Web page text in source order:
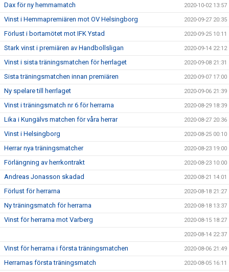
Dax för ny hemmamatch 2020-10-02 13:57
Vinst i Hemmapremiären mot OV Helsingborg 2020-09-27 20:35
Förlust i bortamötet mot IFK Ystad 2020-09-25 10:11
Stark vinst i premiären av Handbollsligan 2020-09-14 22:12
Vinst i sista träningsmatchen för herrlaget 2020-09-08 21:31
Sista träningsmatchen innan premiären 2020-09-07 17:00
Ny spelare till herrlaget 2020-09-06 21:39
Vinst i träningsmatch nr 6 för herrarna 2020-08-29 18:39
Lika i Kungälvs matchen för våra herrar 2020-08-27 20:36
Vinst i Helsingborg 2020-08-25 00:10
Herrar nya träningsmatcher 2020-08-23 19:00
Förlängning av herrkontrakt 2020-08-23 10:00
Andreas Jonasson skadad 2020-08-21 14:01
Förlust för herrarna 2020-08-18 21:27
Ny träningsmatch för herrarna 2020-08-18 13:37
Vinst för herrarna mot Varberg 2020-08-15 18:27
2020-08-14 22:37
Vinst för herrarna i första träningsmatchen 2020-08-06 21:49
Herrarnas första träningsmatch 2020-08-05 16:11